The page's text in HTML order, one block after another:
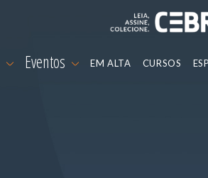
Eventos EM ALTA CURSOS